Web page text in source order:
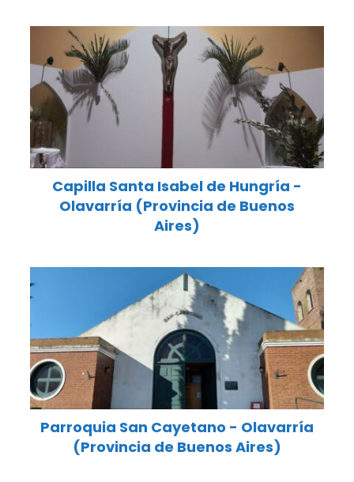
Capilla Santa Isabel de Hungría -
Olavarría (Provincia de Buenos
Aires)
Parroquia San Cayetano - Olavarría
(Provincia de Buenos Aires)